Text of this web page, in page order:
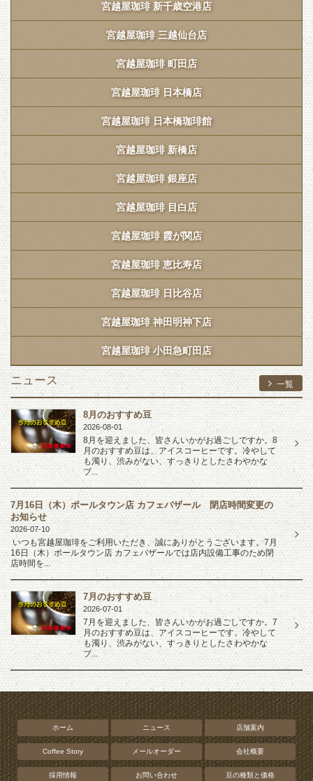
宮越屋珈琲 新千歳空港店
宮越屋珈琲 三越仙台店
宮越屋珈琲 町田店
宮越屋珈琲 日本橋店
宮越屋珈琲 日本橋珈琲館
宮越屋珈琲 新橋店
宮越屋珈琲 銀座店
宮越屋珈琲 目白店
宮越屋珈琲 霞が関店
宮越屋珈琲 恵比寿店
宮越屋珈琲 日比谷店
宮越屋珈琲 神田明神下店
宮越屋珈琲 小田急町田店
ニュース 一覧
8月のおすすめ豆
2026-08-01
8月を迎えました、皆さんいかがお過ごしですか。8
月のおすすめ豆は、アイスコーヒーです。冷やして
も濁り、渋みがない、すっきりとしたさわやかな
ブ...
7月16日（木）ポールタウン店 カフェバザール 閉店時間変更の
お知らせ
2026-07-10
いつも宮越屋珈琲をご利用いただき、誠にありがとうございます。7月
16日（木）ポールタウン店 カフェバザールでは店内設備工事のため閉
店時間を...
7月のおすすめ豆
2026-07-01
7月を迎えました、皆さんいかがお過ごしですか。7
月のおすすめ豆は、アイスコーヒーです。冷やして
も濁り、渋みがない、すっきりとしたさわやかな
ブ...
ホーム ニュース 店舗案内
Coffee Story メールオーダー 会社概要
採用情報 お問い合わせ 豆の種類と価格